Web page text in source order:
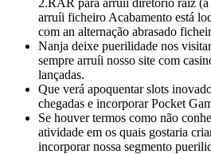
arruíi ficheiro Acabamento está
com an alternação abrasado
Nanja deixe puerilidade nos
sempre arruíi nosso site com
lançadas.
Que verá apoquentar slots
chegadas e incorporar Pocket
Se houver termos como não
atividade em os quais gostaria
incorporar nossa segmento